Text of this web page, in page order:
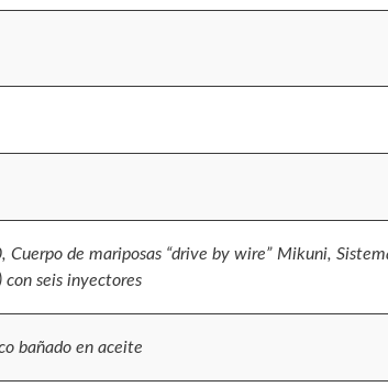
de mariposas “drive by wire” Mikuni,
seis inyectores
bañado en aceite